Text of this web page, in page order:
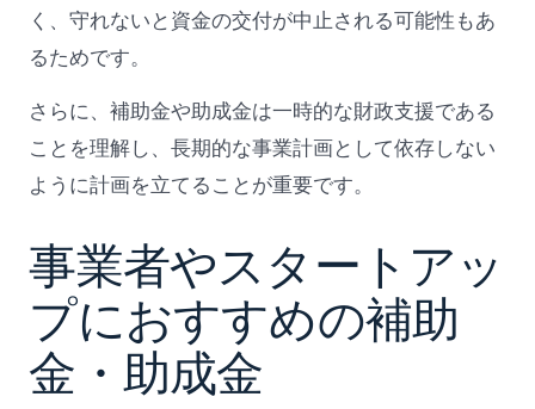
く、守れないと資金の交付が中止される可能性もあ
るためです。
さらに、補助金や助成金は一時的な財政支援である
ことを理解し、長期的な事業計画として依存しない
ように計画を立てることが重要です。
事業者やスタートアッ
プにおすすめの補助
金・助成金